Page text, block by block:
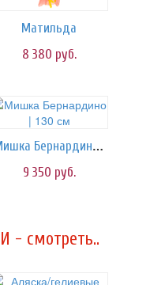
Матильда
8 380 руб.
Мишка Бернардино | 130 см
9 350 руб.
- смотреть..